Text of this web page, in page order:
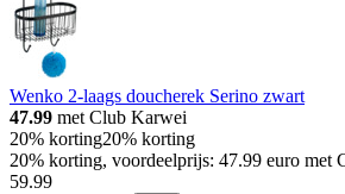
Wenko 2-laags doucherek Serino zwart
47.99 met Club Karwei
20% korting20% korting
20% korting, voordeelprijs: 47.99 euro met
59.99